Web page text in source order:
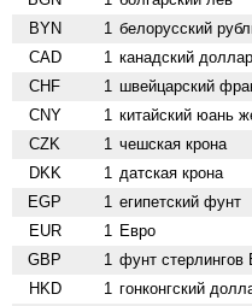
BYN 1 белорусский
CAD 1 канадский доллар
CHF 1 швейцарский
CNY 1 китайский юань
CZK 1 чешская крона
DKK 1 датская крона
EGP 1 египетский фунт
EUR 1 Евро
GBP 1 фунт стерлингов
HKD 1 гонконгский